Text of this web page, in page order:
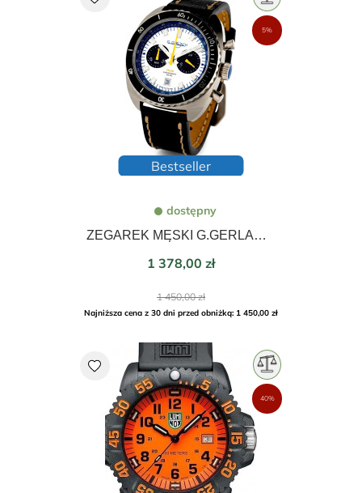
Bestseller
dostępny
ZEGAREK MĘSKI G.GERLACH QUARTZ CHRONOGRAPH 43mm ENIGMA BIAŁA
Cena
1 378,00 zł
Cena
podstawowa
1 450,00 zł
Najniższa cena z 30 dni przed obniżką: 1 450,00 zł
5%
favorite
40%